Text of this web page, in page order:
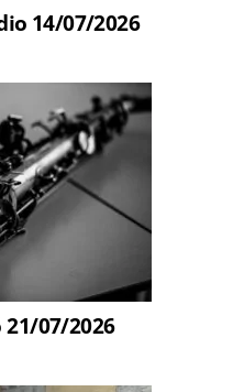
14/07/2026
21/07/2026